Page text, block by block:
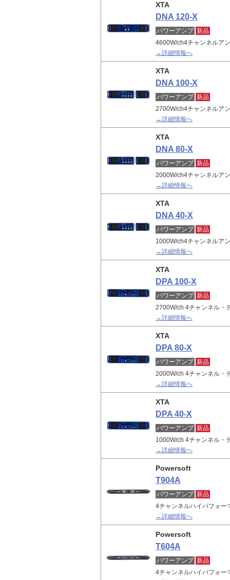
XTA
DNA 120-X
パワーアンプ 新品
4600W/ch4チャンネル
→詳細情報へ
XTA
DNA 100-X
パワーアンプ 新品
2700W/ch4チャンネル
→詳細情報へ
XTA
DNA 80-X
パワーアンプ 新品
2000W/ch4チャンネル
→詳細情報へ
XTA
DNA 40-X
パワーアンプ 新品
1000W/ch4チャンネル
→詳細情報へ
XTA
DPA 100-X
パワーアンプ 新品
2700W/ch 4チャンネル・
→詳細情報へ
XTA
DPA 80-X
パワーアンプ 新品
2000W/ch 4チャンネル・
→詳細情報へ
XTA
DPA 40-X
パワーアンプ 新品
1000W/ch 4チャンネル・
→詳細情報へ
Powersoft
T904A
パワーアンプ 新品
4チャンネルハイパフォ
→詳細情報へ
Powersoft
T604A
パワーアンプ 新品
4チャンネルハイパフォ